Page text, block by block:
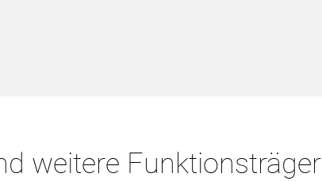
weitere Funktionsträger